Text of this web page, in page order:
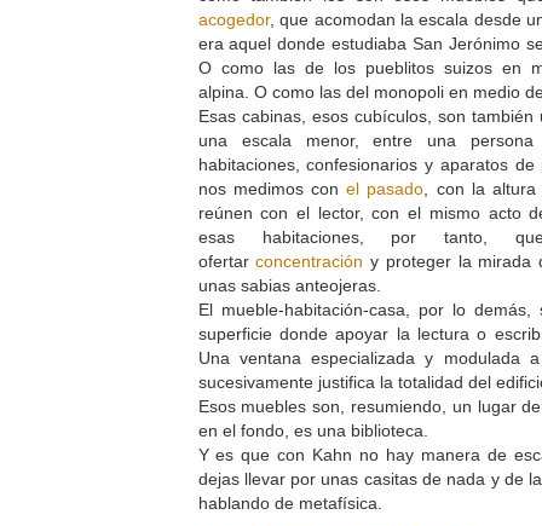
acogedor, que acomodan la escala desde
era aquel donde estudiaba San Jerónimo
O como las de los pueblitos suizos en
alpina. O como las del monopoli en medio
Esas cabinas, esos cubículos, son
una escala menor, entre una
habitaciones, confesionarios y aparatos
nos medimos conel pasado, con la
reúnen con el lector, con el mismo acto
esas habitaciones, por tanto,
ofertarconcentración y proteger la mirada
unas sabias anteojeras.
El mueble-habitación-casa, por lo demás,
superficie donde apoyar la lectura o
Una ventana especializada y modulada
sucesivamente justifica la totalidad del
Esos muebles son, resumiendo, un lugar
en el fondo, es una biblioteca.
Y es que con Kahn no hay manera de
dejas llevar por unas casitas de nada y de
hablando de metafísica.